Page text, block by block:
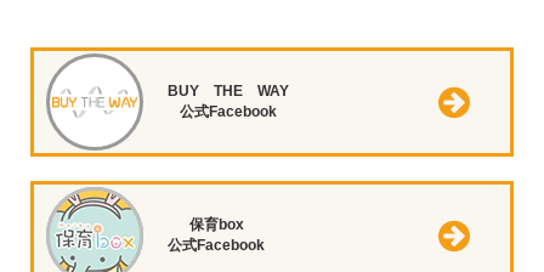
BUY THE WAY
公式Facebook
保育box
公式Facebook